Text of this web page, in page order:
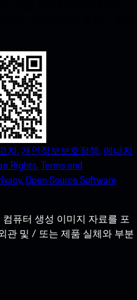
지. 개인정보보호정책. 에너지
Rights.Terms and
Open Source Software
퓨터 생성 이미지 자료를 포
관 및 / 또는 제품 실체와 부분